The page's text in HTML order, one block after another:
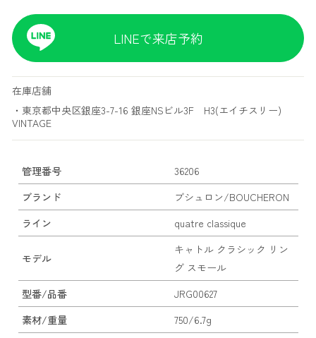
LINEで来店予約
在庫店舗
・東京都中央区銀座3-7-16 銀座NSビル3F H3(エイチスリー)
VINTAGE
管理番号
36206
ブランド
ブシュロン/BOUCHERON
ライン
quatre classique
モデル
キャトル クラシック リン
グ スモール
型番/品番
JRG00627
素材/重量
750/6.7g